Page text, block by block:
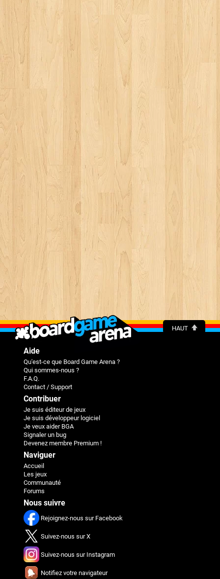
HAUT
Aide
Qu'est-ce que Board Game Arena ?
Qui sommes-nous ?
F.A.Q.
Contact / Support
Contribuer
Je suis éditeur de jeux
Je suis développeur logiciel
Je veux aider BGA
Signaler un bug
Devenez membre Premium !
Naviguer
Accueil
Les jeux
Communauté
Forums
Nous suivre
Rejoignez-nous sur Facebook
Suivez-nous sur X
Suivez-nous sur Instagram
Notifiez votre navigateur